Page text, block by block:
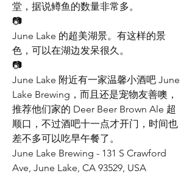
堂，据说鳟鱼的数量非常多。
📷
June Lake 的超美湖景。有这样的景
色，可以在湖边发呆很久。
📷
June Lake 附近有一家温馨小酒吧 June
Lake Brewing，而且还是宠物友善噢，
推荐他们家的 Deer Beer Brown Ale 超
顺口，不过酒吧十一点才开门，时间也
差不多可以吃早午餐了。
June Lake Brewing - 131 S Crawford
Ave, June Lake, CA 93529, USA